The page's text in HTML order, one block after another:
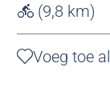
(9,8 km)
Voeg toe
Voeg toe als